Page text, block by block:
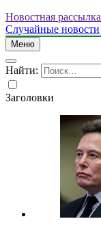
Новостная рассылка
Случайные новости
Меню
Найти:
Заголовки